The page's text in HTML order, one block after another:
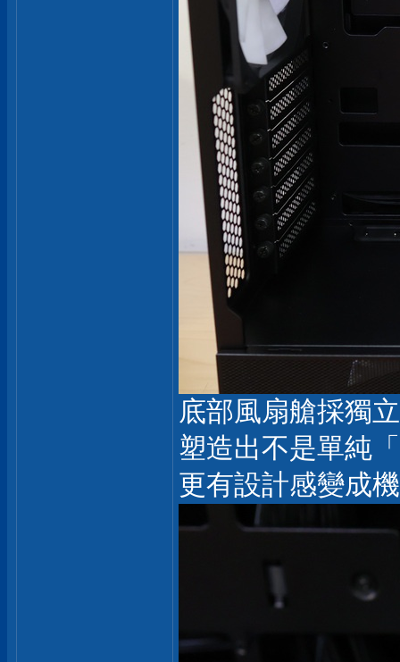
底部風扇艙採獨
塑造出不是單純
更有設計感變成